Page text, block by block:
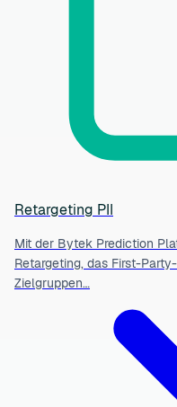
Retargeting PII
Mit der Bytek Prediction
Retargeting, das First-
Zielgruppen…